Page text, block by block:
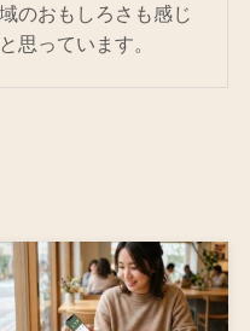
のおもしろさも感じ
思っています。